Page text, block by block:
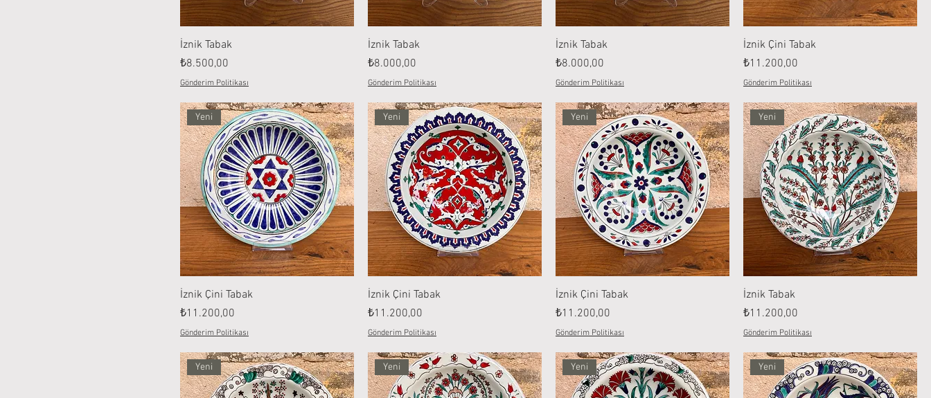
İznik Tabak
Fiyat
₺8.500,00
Gönderim Politikası
İznik Tabak
Fiyat
₺8.000,00
Gönderim Politikası
İznik Tabak
Fiyat
₺8.000,00
Gönderim Politikası
İznik Çini Tabak
Fiyat
₺11.200,00
Gönderim Politikası
Yeni
İznik Çini Tabak
Fiyat
₺11.200,00
Gönderim Politikası
Yeni
İznik Çini Tabak
Fiyat
₺11.200,00
Gönderim Politikası
Yeni
İznik Çini Tabak
Fiyat
₺11.200,00
Gönderim Politikası
Yeni
İznik Tabak
Fiyat
₺11.200,00
Gönderim Politikası
Yeni Yeni Yeni Yeni